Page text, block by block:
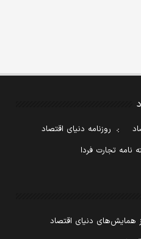
روزنامه دنیای اقتصاد
نامه تجارت فردا
همایش‌های دنیای اقتصاد